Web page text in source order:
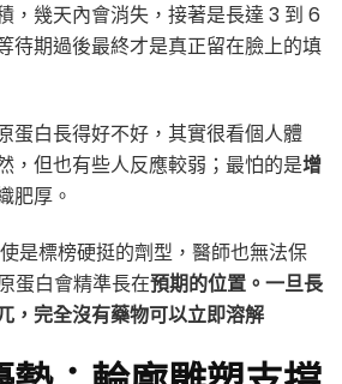
，幾天內會消失，接著是長達 3 到 6
待期過後最終才是真正留在臉上的填
蛋白長得好不好，其實很看個人體
，但也有些人反應較弱；最怕的是增
肥厚。
是標榜硬挺的劑型，醫師也無法保
蛋白會精準長在預期的位置。一旦長
，完全沒有藥物可以立即溶解